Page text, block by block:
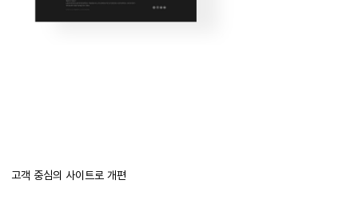
고객 중심의 사이트로 개편